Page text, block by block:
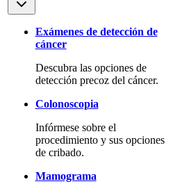
Exámenes de detección de
cáncer
Descubra las opciones de
detección precoz del cáncer.
Colonoscopia
Infórmese sobre el
procedimiento y sus opciones
de cribado.
Mamograma